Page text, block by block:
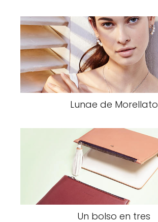
Lunae de Morellato
Un bolso en tres